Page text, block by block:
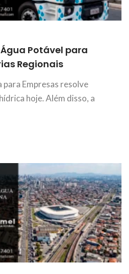
Potável para
Regionais
Empresas resolve
hoje. Além disso, a